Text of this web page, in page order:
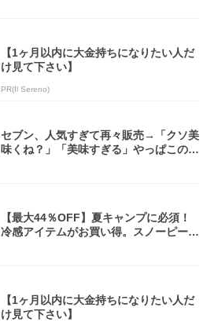
【1ヶ月以内に大金持ちになりたい人だ
け見て下さい】
PR(Il Sereno)
セブン、人気すぎて再々販売→「クソ美
味くね？」「美味すぎる」やっぱこのク
【最大44％OFF】夏キャンプに必須！
冷感アイテムがお買い得。スノーピー
【1ヶ月以内に大金持ちになりたい人だ
け見て下さい】